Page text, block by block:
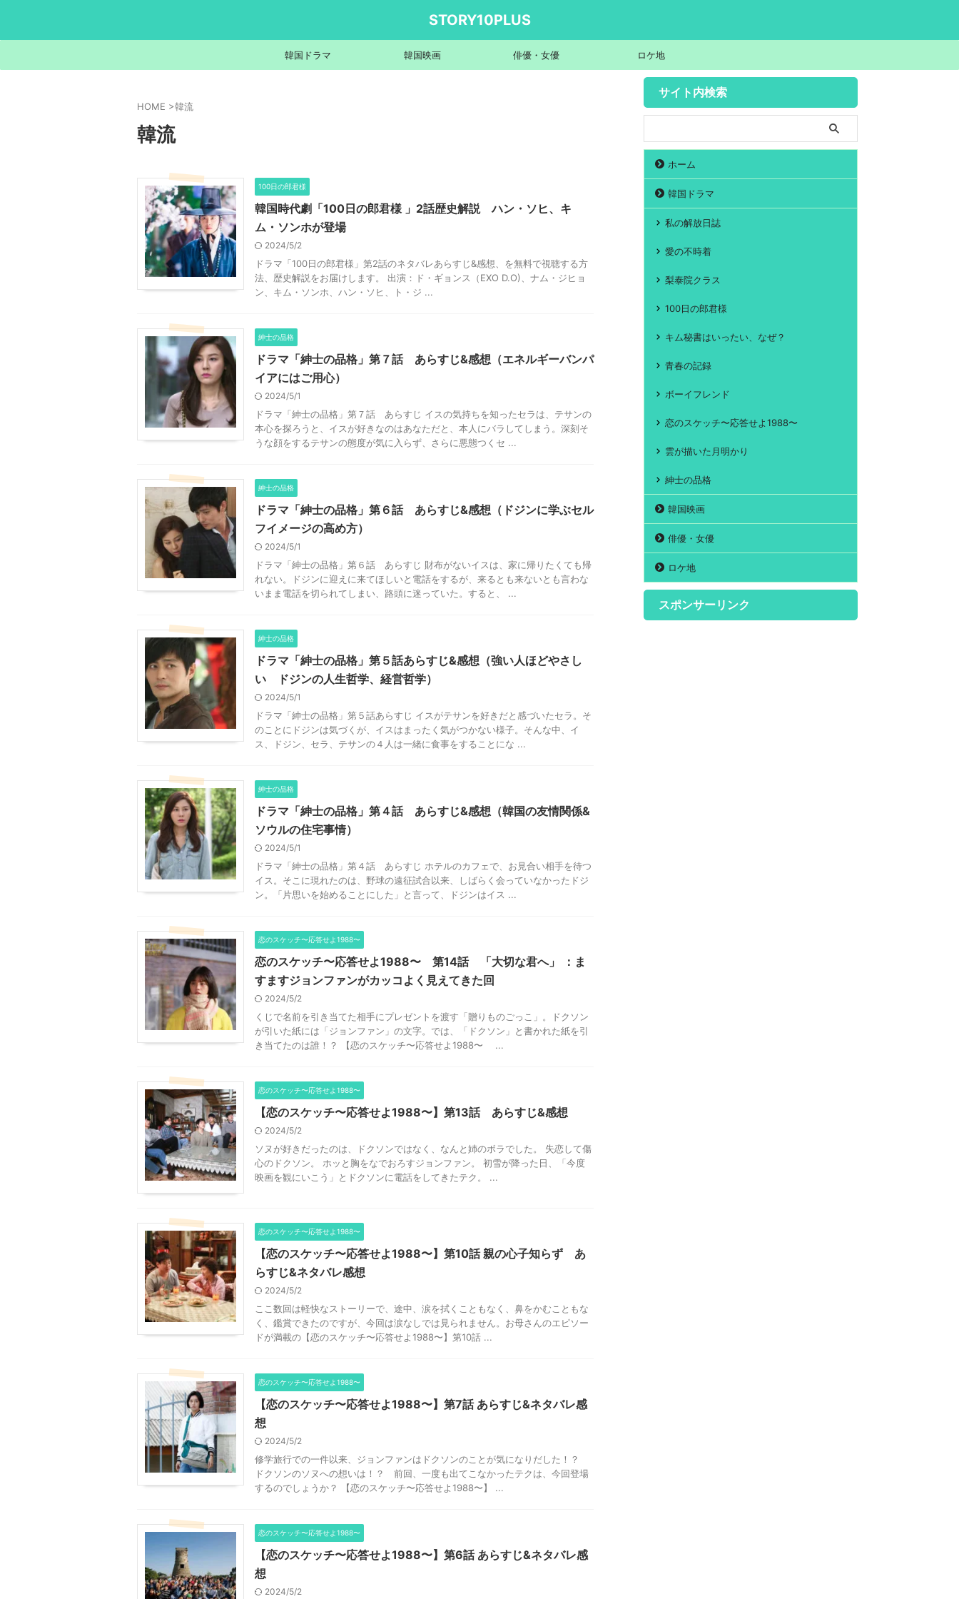
STORY10PLUS
韓国ドラマ 韓国映画 俳優・女優 ロケ地
HOME >韓流
韓流
100日の郎君様
韓国時代劇「100日の郎君様 」2話歴史解説 ハン・ソヒ、キ
ム・ソンホが登場
2024/5/2
ドラマ「100日の郎君様」第2話のネタバレあらすじ&感想、を無料で視聴する方
法、歴史解説をお届けします。 出演：ド・ギョンス（EXO D.O)、ナム・ジヒョ
ン、キム・ソンホ、ハン・ソヒ、ト・ジ ...
紳士の品格
ドラマ「紳士の品格」第７話 あらすじ&感想（エネルギーバンパ
イアにはご用心）
2024/5/1
ドラマ「紳士の品格」第７話 あらすじ イスの気持ちを知ったセラは、テサンの
本心を探ろうと、イスが好きなのはあなただと、本人にバラしてしまう。深刻そ
うな顔をするテサンの態度が気に入らず、さらに悪態つくセ ...
紳士の品格
ドラマ「紳士の品格」第６話 あらすじ&感想（ドジンに学ぶセル
フイメージの高め方）
2024/5/1
ドラマ「紳士の品格」第６話 あらすじ 財布がないイスは、家に帰りたくても帰
れない。ドジンに迎えに来てほしいと電話をするが、来るとも来ないとも言わな
いまま電話を切られてしまい、路頭に迷っていた。すると、 ...
紳士の品格
ドラマ「紳士の品格」第５話あらすじ&感想（強い人ほどやさし
い ドジンの人生哲学、経営哲学）
2024/5/1
ドラマ「紳士の品格」第５話あらすじ イスがテサンを好きだと感づいたセラ。そ
のことにドジンは気づくが、イスはまったく気がつかない様子。そんな中、イ
ス、ドジン、セラ、テサンの４人は一緒に食事をすることにな ...
紳士の品格
ドラマ「紳士の品格」第４話 あらすじ&感想（韓国の友情関係&
ソウルの住宅事情）
2024/5/1
ドラマ「紳士の品格」第４話 あらすじ ホテルのカフェで、お見合い相手を待つ
イス。そこに現れたのは、野球の遠征試合以来、しばらく会っていなかったドジ
ン。「片思いを始めることにした」と言って、ドジンはイス ...
恋のスケッチ〜応答せよ1988〜
恋のスケッチ〜応答せよ1988〜 第14話 「大切な君へ」 ：ま
すますジョンファンがカッコよく見えてきた回
2024/5/2
くじで名前を引き当てた相手にプレゼントを渡す「贈りものごっこ」。ドクソン
が引いた紙には「ジョンファン」の文字。では、「ドクソン」と書かれた紙を引
き当てたのは誰！？ 【恋のスケッチ〜応答せよ1988〜 ...
恋のスケッチ〜応答せよ1988〜
【恋のスケッチ〜応答せよ1988〜】第13話 あらすじ&感想
2024/5/2
ソヌが好きだったのは、ドクソンではなく、なんと姉のボラでした。 失恋して傷
心のドクソン。 ホッと胸をなでおろすジョンファン。 初雪が降った日、「今度
映画を観にいこう」とドクソンに電話をしてきたテク。 ...
恋のスケッチ〜応答せよ1988〜
【恋のスケッチ〜応答せよ1988〜】第10話 親の心子知らず あ
らすじ&ネタバレ感想
2024/5/2
ここ数回は軽快なストーリーで、途中、涙を拭くこともなく、鼻をかむこともな
く、鑑賞できたのですが、今回は涙なしでは見られません。お母さんのエピソー
ドが満載の【恋のスケッチ〜応答せよ1988〜】第10話 ...
恋のスケッチ〜応答せよ1988〜
【恋のスケッチ〜応答せよ1988〜】第7話 あらすじ&ネタバレ感
想
2024/5/2
修学旅行での一件以来、ジョンファンはドクソンのことが気になりだした！？
ドクソンのソヌへの想いは！？ 前回、一度も出てこなかったテクは、今回登場
するのでしょうか？ 【恋のスケッチ〜応答せよ1988〜】 ...
恋のスケッチ〜応答せよ1988〜
【恋のスケッチ〜応答せよ1988〜】第6話 あらすじ&ネタバレ感
想
2024/5/2
サイト内検索
ホーム
韓国ドラマ
私の解放日誌
愛の不時着
梨泰院クラス
100日の郎君様
キム秘書はいったい、なぜ？
青春の記録
ボーイフレンド
恋のスケッチ〜応答せよ1988〜
雲が描いた月明かり
紳士の品格
韓国映画
俳優・女優
ロケ地
スポンサーリンク